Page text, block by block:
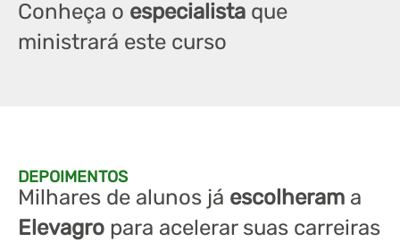
Conheça o especialista que
ministrará este curso
DEPOIMENTOS
Milhares de alunos já escolheram a
Elevagro para acelerar suas carreiras